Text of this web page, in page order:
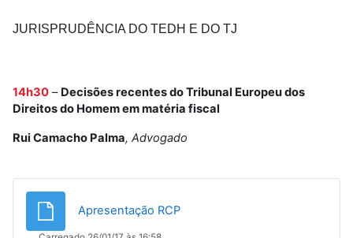
JURISPRUDÊNCIA DO TEDH E DO TJ
14h30 – Decisões recentes do Tribunal Europeu dos
Direitos do Homem em matéria fiscal
Rui Camacho Palma, Advogado
Apresentação RCPFicheiro